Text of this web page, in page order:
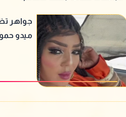
جواهر
ميدو